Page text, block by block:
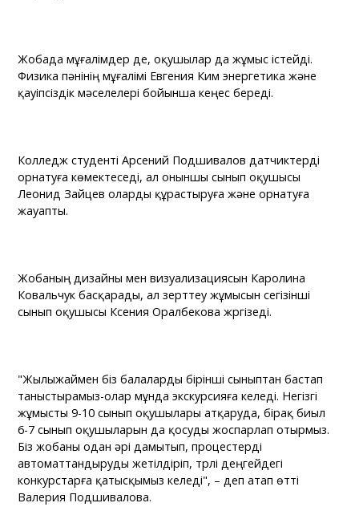
Жобада мұғалімдер де, оқушылар да жұмыс істейді.
Физика пәнінің мұғалімі Евгения Ким энергетика және
қауіпсіздік мәселелері бойынша кеңес береді.
Колледж студенті Арсений Подшивалов датчиктерді
орнатуға көмектеседі, ал оныншы сынып оқушысы
Леонид Зайцев оларды құрастыруға және орнатуға
жауапты.
Жобаның дизайны мен визуализациясын Каролина
Ковальчук басқарады, ал зерттеу жұмысын сегізінші
сынып оқушысы Ксения Оралбекова жүргізеді.
"Жылыжаймен біз балаларды бірінші сыныптан бастап
таныстырамыз-олар мұнда экскурсияға келеді. Негізгі
жұмысты 9-10 сынып оқушылары атқаруда, бірақ биыл
6-7 сынып оқушыларын да қосуды жоспарлап отырмыз.
Біз жобаны одан әрі дамытып, процестерді
автоматтандыруды жетілдіріп, түрлі деңгейдегі
конкурстарға қатысқымыз келеді", – деп атап өтті
Валерия Подшивалова.